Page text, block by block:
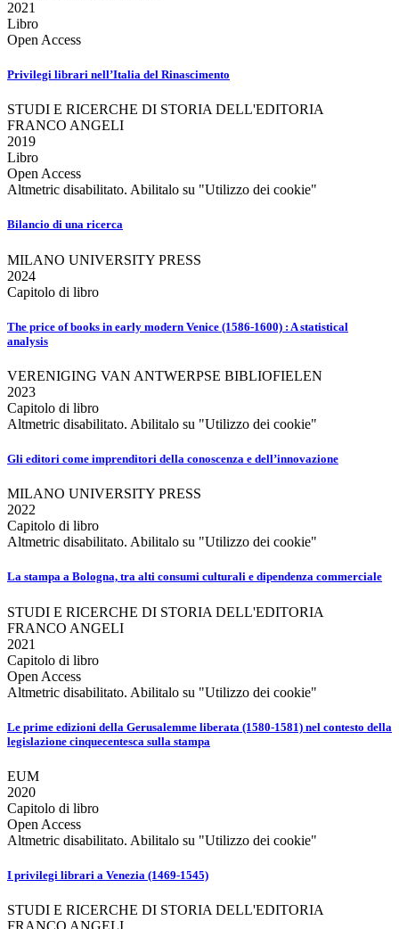
2021
Libro
Open Access
Privilegi librari nell’Italia del Rinascimento
STUDI E RICERCHE DI STORIA DELL'EDITORIA
FRANCO ANGELI
2019
Libro
Open Access
Altmetric disabilitato. Abilitalo su "Utilizzo dei cookie"
Bilancio di una ricerca
MILANO UNIVERSITY PRESS
2024
Capitolo di libro
The price of books in early modern Venice (1586-1600) : A statistical
analysis
VERENIGING VAN ANTWERPSE BIBLIOFIELEN
2023
Capitolo di libro
Altmetric disabilitato. Abilitalo su "Utilizzo dei cookie"
Gli editori come imprenditori della conoscenza e dell’innovazione
MILANO UNIVERSITY PRESS
2022
Capitolo di libro
Altmetric disabilitato. Abilitalo su "Utilizzo dei cookie"
La stampa a Bologna, tra alti consumi culturali e dipendenza commerciale
STUDI E RICERCHE DI STORIA DELL'EDITORIA
FRANCO ANGELI
2021
Capitolo di libro
Open Access
Altmetric disabilitato. Abilitalo su "Utilizzo dei cookie"
Le prime edizioni della Gerusalemme liberata (1580-1581) nel contesto della
legislazione cinquecentesca sulla stampa
EUM
2020
Capitolo di libro
Open Access
Altmetric disabilitato. Abilitalo su "Utilizzo dei cookie"
I privilegi librari a Venezia (1469-1545)
STUDI E RICERCHE DI STORIA DELL'EDITORIA